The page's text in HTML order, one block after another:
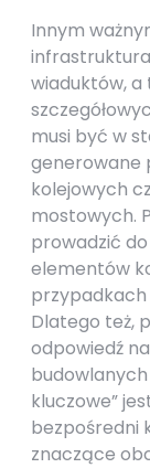
Innym
wiaduktów, a
musi być w
generowane
kolejowych
mostowych.
prowadzić
elementów
przypadkach
Dlatego też,
odpowiedź
kluczowe”
bezpośredni
znaczące